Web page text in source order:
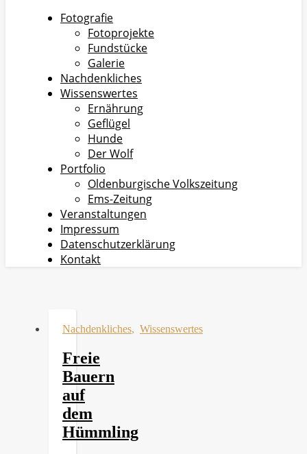
Fotografie
Fotoprojekte
Fundstücke
Galerie
Nachdenkliches
Wissenswertes
Ernährung
Geflügel
Hunde
Der Wolf
Portfolio
Oldenburgische Volkszeitung
Ems-Zeitung
Veranstaltungen
Impressum
Datenschutzerklärung
Kontakt
Nachdenkliches, Wissenswertes
Freie
Bauern
auf
dem
Hümmling